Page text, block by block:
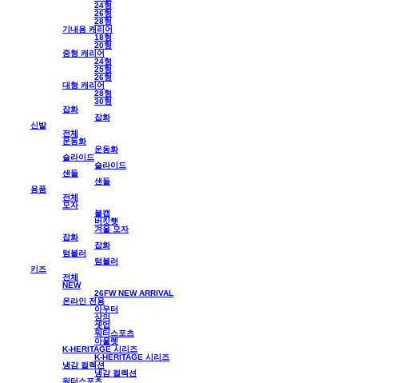
24형
26형
28형
기내용 캐리어
18형
20형
중형 캐리어
24형
25형
26형
대형 캐리어
28형
30형
잡화
잡화
신발
전체
운동화
운동화
슬라이드
슬라이드
샌들
샌들
용품
전체
모자
볼캡
버킷햇
겨울 모자
잡화
잡화
텀블러
텀블러
키즈
전체
NEW
26FW NEW ARRIVAL
온라인 전용
아우터
상의
셋업
워터스포츠
아울렛
K-HERITAGE 시리즈
K-HERITAGE 시리즈
냉감 컬렉션
냉감 컬렉션
워터스포츠